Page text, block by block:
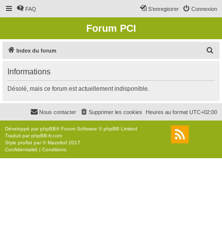
FAQ Connexion
S’enregistrer
Forum PCI
Index du forum
r
c
r
Informations
Désolé, mais ce forum est actuellement indisponible.
Heures au format UTC+02:00
Supprimer les cookies
Nous contacter
Développé parphpBB® Forum Software © phpBB Limited
Traduit parphpBB-fr.com
Style proflat par ©Mazeltof 2017
Confidentialité | Conditions